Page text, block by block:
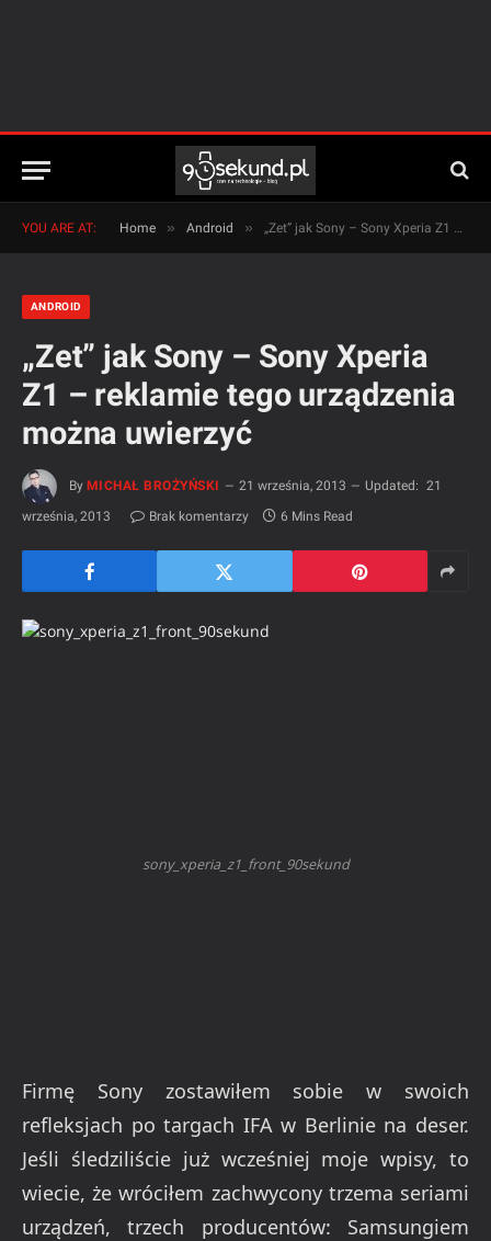
YOU ARE AT: Home » Android » „Zet” jak Sony – Sony Xperia Z1 – reklamie tego urządzenia można uwierzyć
ANDROID
„Zet” jak Sony – Sony Xperia
Z1 – reklamie tego urządzenia
można uwierzyć
By MICHAŁ BROŻYŃSKI 21 września, 2013 Updated: 21
września, 2013
Brak komentarzy 6 Mins Read
sony_xperia_z1_front_90sekund
Firmę Sony zostawiłem sobie w swoich
refleksjach po targach IFA w Berlinie na deser.
Jeśli śledziliście już wcześniej moje wpisy, to
wiecie, że wróciłem zachwycony trzema seriami
urządzeń, trzech producentów: Samsungiem